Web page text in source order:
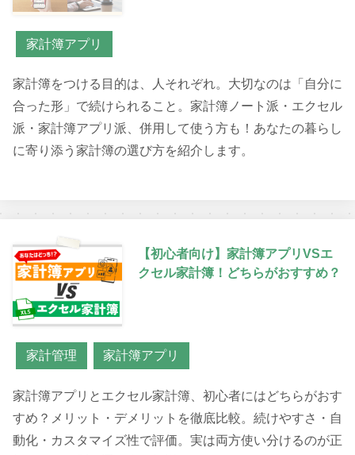
家計簿アプリ
家計簿をつける目的は、人それぞれ。大切なのは「自分に
合った形」で続けられること。家計簿ノート派・エクセル
派・家計簿アプリ派、併用して使う方も！あなたの暮らし
に寄り添う家計簿の選び方を紹介します。
【初心者向け】家計簿アプリVSエ
クセル家計簿！どちらがおすすめ？
家計管理 家計簿アプリ
家計簿アプリとエクセル家計簿、初心者にはどちらがおす
すめ？メリット・デメリットを徹底比較。続けやすさ・自
動化・カスタマイズ性で評価。実は両方使い分けるのが正